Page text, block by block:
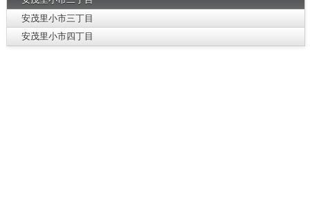
安茂里小市三丁目
安茂里小市四丁目